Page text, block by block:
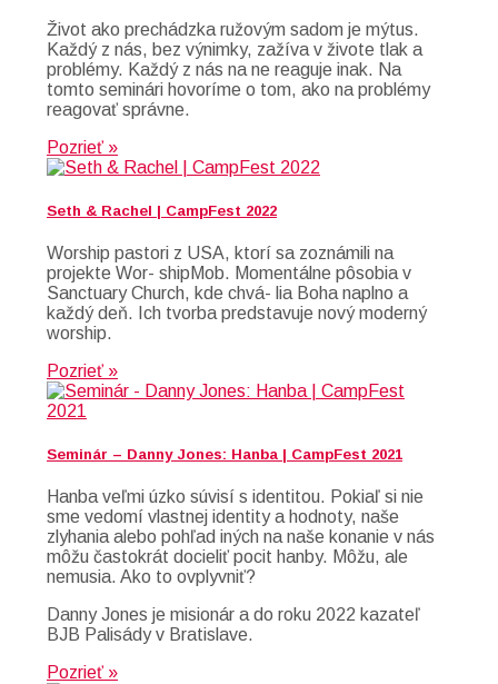
Život ako prechádzka ružovým sadom je mýtus.
Každý z nás, bez výnimky, zažíva v živote tlak a
problémy. Každý z nás na ne reaguje inak. Na
tomto seminári hovoríme o tom, ako na problémy
reagovať správne.
Pozrieť »
Seth & Rachel | CampFest 2022
Worship pastori z USA, ktorí sa zoznámili na
projekte Wor- shipMob. Momentálne pôsobia v
Sanctuary Church, kde chvá- lia Boha naplno a
každý deň. Ich tvorba predstavuje nový moderný
worship.
Pozrieť »
Seminár – Danny Jones: Hanba | CampFest 2021
Hanba veľmi úzko súvisí s identitou. Pokiaľ si nie
sme vedomí vlastnej identity a hodnoty, naše
zlyhania alebo pohľad iných na naše konanie v nás
môžu častokrát docieliť pocit hanby. Môžu, ale
nemusia. Ako to ovplyvniť?
Danny Jones je misionár a do roku 2022 kazateľ
BJB Palisády v Bratislave.
Pozrieť »